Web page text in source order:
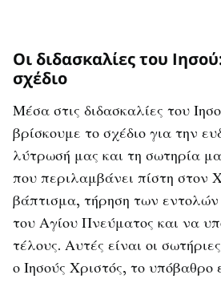
Οι διδασκαλίες του
σχέδιο
Μέσα στις διδασκαλίες του
βρίσκουμε το σχέδιο για την
λύτρωσή μας και τη σωτηρία
που περιλαμβάνει πίστη στον
βάπτισμα, τήρηση των
του Αγίου Πνεύματος και να
τέλους. Αυτές είναι οι
ο Ιησούς Χριστός, το υπόβαθρο